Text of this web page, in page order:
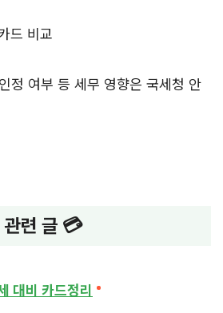
드 비교
정 여부 등 세무 영향은 국세청 안
관련 글 💳
대비 카드정리